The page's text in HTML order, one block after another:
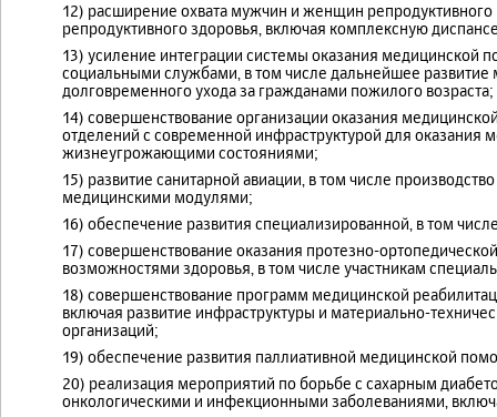
12) расширение охвата мужчин и женщин
репродуктивного здоровья, включая комплексную
13) усиление интеграции системы оказания медицинской
социальными службами, в том числе дальнейшее
долговременного ухода за гражданами пожилого возраста;
14) совершенствование организации оказания
отделений с современной инфраструктурой для
жизнеугрожающими состояниями;
15) развитие санитарной авиации, в том числе
медицинскими модулями;
16) обеспечение развития специализированной, в том
17) совершенствование оказания протезно-
возможностями здоровья, в том числе участникам
18) совершенствование программ медицинской
включая развитие инфраструктуры и материально-
организаций;
19) обеспечение развития паллиативной медицинской
20) реализация мероприятий по борьбе с сахарным
онкологическими и инфекционными заболеваниями,